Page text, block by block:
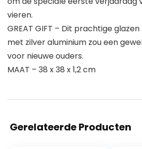
vieren.
GREAT GIFT – Dit prachtige
met zilver aluminium zou een
voor nieuwe ouders.
MAAT – 38 x 38 x 1,2 cm
Gerelateerde Producten